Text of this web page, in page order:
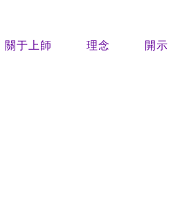
關于上師 理念 開示